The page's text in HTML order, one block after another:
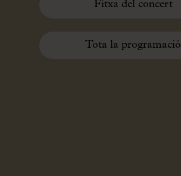
Fitxa del concert
Tota la programació